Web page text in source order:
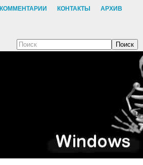
КОММЕНТАРИИ КОНТАКТЫ АРХИВ
Поиск